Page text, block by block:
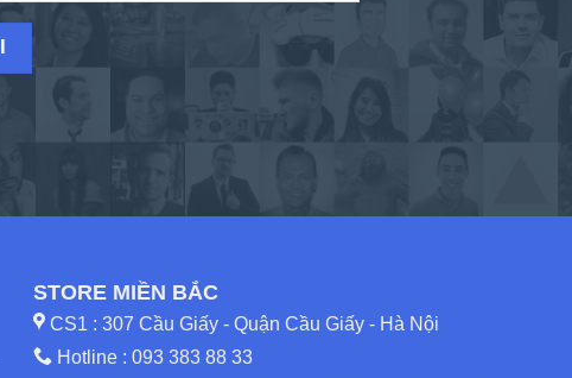
STORE MIỀN BẮC
CS1 : 307 Cầu Giấy - Quận Cầu Giấy - Hà Nội
Hotline :093 383 88 33